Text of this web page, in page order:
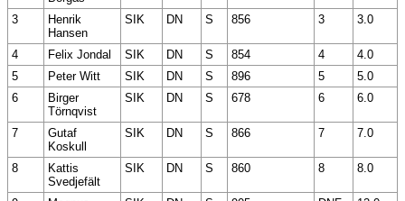
3
Henrik
Hansen
SIK DN S 856 3 3.0
4 Felix Jondal SIK DN S 854 4
4.0
5
Peter Witt SIK DN S 896 5
5.0
6
Birger
Törnqvist
SIK DN S 678 6 6.0
7
Gutaf
Koskull
SIK DN S 866 7 7.0
8
Kattis
Svedjefält
SIK DN S 860 8 8.0